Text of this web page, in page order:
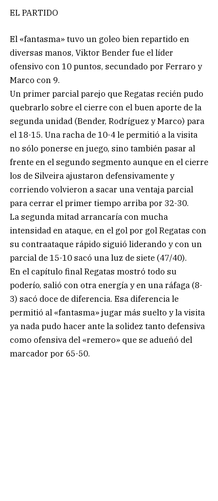
EL PARTIDO
El «fantasma» tuvo un goleo bien repartido en
diversas manos, Viktor Bender fue el líder
ofensivo con 10 puntos, secundado por Ferraro y
Marco con 9.
Un primer parcial parejo que Regatas recién pudo
quebrarlo sobre el cierre con el buen aporte de la
segunda unidad (Bender, Rodríguez y Marco) para
el 18-15. Una racha de 10-4 le permitió a la visita
no sólo ponerse en juego, sino también pasar al
frente en el segundo segmento aunque en el cierre
los de Silveira ajustaron defensivamente y
corriendo volvieron a sacar una ventaja parcial
para cerrar el primer tiempo arriba por 32-30.
La segunda mitad arrancaría con mucha
intensidad en ataque, en el gol por gol Regatas con
su contraataque rápido siguió liderando y con un
parcial de 15-10 sacó una luz de siete (47/40).
En el capítulo final Regatas mostró todo su
poderío, salió con otra energía y en una ráfaga (8-
3) sacó doce de diferencia. Esa diferencia le
permitió al «fantasma» jugar más suelto y la visita
ya nada pudo hacer ante la solidez tanto defensiva
como ofensiva del «remero» que se adueñó del
marcador por 65-50.